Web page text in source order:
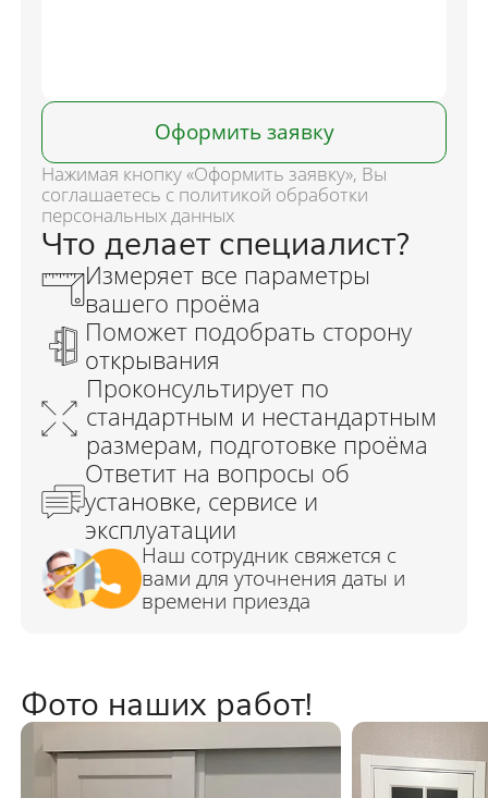
Оформить заявку
Нажимая кнопку «Оформить заявку», Вы
соглашаетесь с политикой обработки
персональных данных
Фото наших работ!